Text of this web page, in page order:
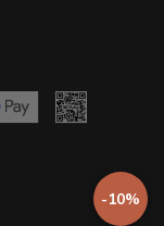
-10%